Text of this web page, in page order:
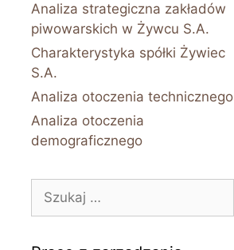
Analiza strategiczna zakładów
piwowarskich w Żywcu S.A.
Charakterystyka spółki Żywiec
S.A.
Analiza otoczenia technicznego
Analiza otoczenia
demograficznego
Szukaj: